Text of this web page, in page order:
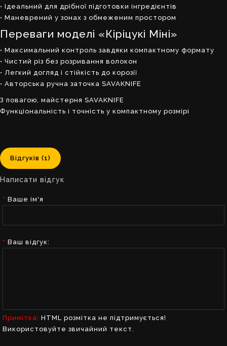
• Ідеальний для дрібної підготовки інгредієнтів
• Маневрений у зонах з обмеженим простором
Переваги моделі «Кіріцукі Міні»
• Максимальний контроль завдяки компактному формату
• Чистий різ без розривання волокон
• Легкий догляд і стійкість до корозії
• Авторська ручна заточка SAVAKNIFE
З повагою, майстерня SAVAKNIFE
Функціональність і точність у компактному розмірі
Відгуків (1)
Написати відгук
Ваше ім'я
Ваш відгук:
Примітка: HTML розмітка не підтримується!
Використовуйте звичайний текст.